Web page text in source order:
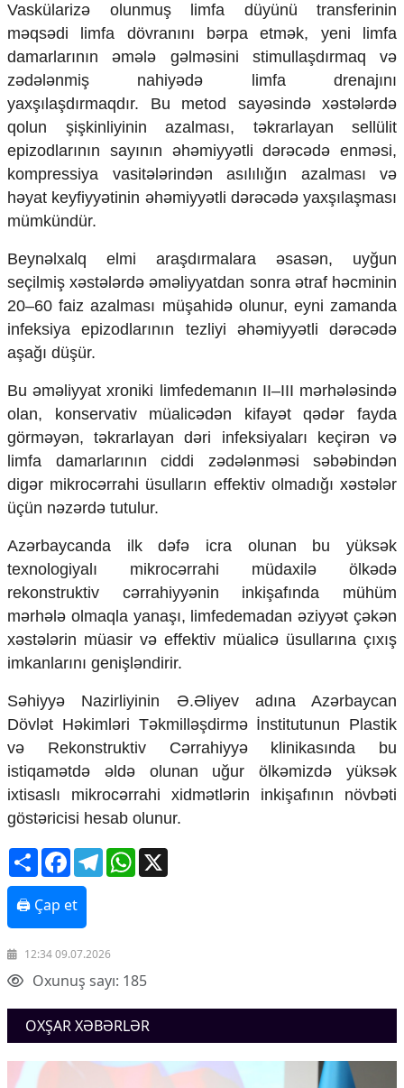
Sosium
Mənəvi dəyərlər
Texnologiya
Mətbuat-150
Əlaqə
Missiyamız
Vaskülarizə olunmuş limfa düyünü transferinin
məqsədi limfa dövranını bərpa etmək, yeni limfa
damarlarının əmələ gəlməsini stimullaşdırmaq və
zədələnmiş nahiyədə limfa drenajını
yaxşılaşdırmaqdır. Bu metod sayəsində xəstələrdə
qolun şişkinliyinin azalması, təkrarlayan sellülit
epizodlarının sayının əhəmiyyətli dərəcədə enməsi,
kompressiya vasitələrindən asılılığın azalması və
həyat keyfiyyətinin əhəmiyyətli dərəcədə yaxşılaşması
mümkündür.
Beynəlxalq elmi araşdırmalara əsasən, uyğun
seçilmiş xəstələrdə əməliyyatdan sonra ətraf həcminin
20–60 faiz azalması müşahidə olunur, eyni zamanda
infeksiya epizodlarının tezliyi əhəmiyyətli dərəcədə
aşağı düşür.
Bu əməliyyat xroniki limfedemanın II–III mərhələsində
olan, konservativ müalicədən kifayət qədər fayda
görməyən, təkrarlayan dəri infeksiyaları keçirən və
limfa damarlarının ciddi zədələnməsi səbəbindən
digər mikrocərrahi üsulların effektiv olmadığı xəstələr
üçün nəzərdə tutulur.
Azərbaycanda ilk dəfə icra olunan bu yüksək
texnologiyalı mikrocərrahi müdaxilə ölkədə
rekonstruktiv cərrahiyyənin inkişafında mühüm
mərhələ olmaqla yanaşı, limfedemadan əziyyət çəkən
xəstələrin müasir və effektiv müalicə üsullarına çıxış
imkanlarını genişləndirir.
Səhiyyə Nazirliyinin Ə.Əliyev adına Azərbaycan
Dövlət Həkimləri Təkmilləşdirmə İnstitutunun Plastik
və Rekonstruktiv Cərrahiyyə klinikasında bu
istiqamətdə əldə olunan uğur ölkəmizdə yüksək
ixtisaslı mikrocərrahi xidmətlərin inkişafının növbəti
göstəricisi hesab olunur.
ShareFacebookTelegramWhatsApp
🖨 Çap et
12:34 09.07.2026
Oxunuş sayı: 185
OXŞAR XƏBƏRLƏR